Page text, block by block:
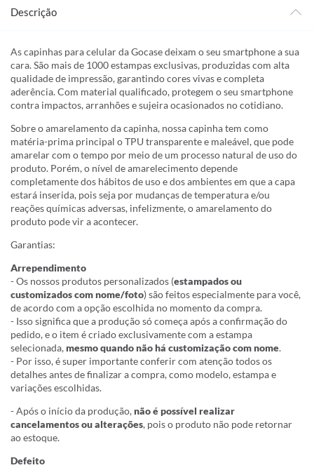
Descrição
As capinhas para celular da Gocase deixam o seu smartphone a sua
cara. São mais de 1000 estampas exclusivas, produzidas com alta
qualidade de impressão, garantindo cores vivas e completa
aderência. Com material qualificado, protegem o seu smartphone
contra impactos, arranhões e sujeira ocasionados no cotidiano.
Sobre o amarelamento da capinha, nossa capinha tem como
matéria-prima principal o TPU transparente e maleável, que pode
amarelar com o tempo por meio de um processo natural de uso do
produto. Porém, o nível de amarelecimento depende
completamente dos hábitos de uso e dos ambientes em que a capa
estará inserida, pois seja por mudanças de temperatura e/ou
reações químicas adversas, infelizmente, o amarelamento do
produto pode vir a acontecer.
Garantias:
Arrependimento
- Os nossos produtos personalizados (estampados ou
customizados com nome/foto) são feitos especialmente para você,
de acordo com a opção escolhida no momento da compra.
- Isso significa que a produção só começa após a confirmação do
pedido, e o item é criado exclusivamente com a estampa
selecionada,mesmo quando não há customização com nome.
- Por isso, é super importante conferir com atenção todos os
detalhes antes de finalizar a compra, como modelo, estampa e
variações escolhidas.
- Após o início da produção,não é possível realizar
cancelamentos ou alterações, pois o produto não pode retornar
ao estoque.
Defeito